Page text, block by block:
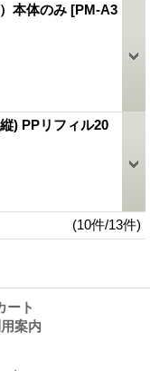
本体のみ [PM-A3
) PPリフィル20
(10件/13件)
ート
案内